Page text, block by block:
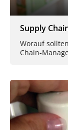
Supply
Worauf
Chain-